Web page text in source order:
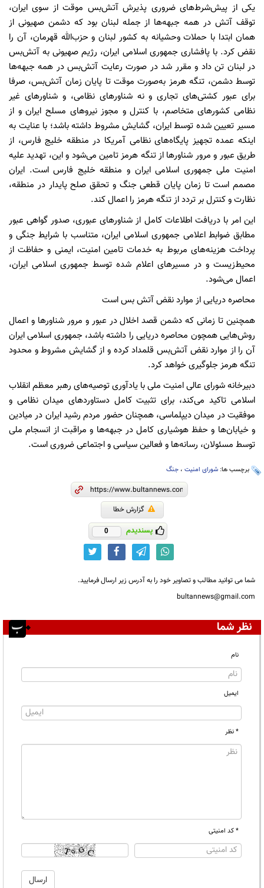
یکی از پیش‌شرط‌های ضروری پذیرش آتش‌بس موقت از سوی ایران،
توقف آتش در همه جبهه‌ها از جمله لبنان بود که دشمن صهیونی از
همان ابتدا با حملات وحشیانه به کشور لبنان و حزب‌الله قهرمان، آن را
نقض کرد. با پافشاری جمهوری اسلامی ایران، رژیم صهیونی به آتش‌بس
در لبنان تن داد و مقرر شد در صورت رعایت آتش‌بس در همه جبهه‌ها
توسط دشمن، تنگه هرمز به‌صورت موقت تا پایان زمان آتش‌بس، صرفا
برای عبور کشتی‌های تجاری و نه شناورهای نظامی، و شناورهای غیر
نظامی کشورهای متخاصم‌، با کنترل و مجوز نیروهای مسلح ایران و از
مسیر تعیین شده توسط ایران، گشایش مشروط داشته باشد؛ با عنایت به
اینکه عمده تجهیز پایگاه‌های نظامی آمریکا در منطقه خلیج فارس، از
طریق عبور و مرور شناورها از تنگه هرمز تامین می‌شود و این، تهدید علیه
امنیت ملی جمهوری اسلامی ایران و منطقه خلیج فارس است. ایران
مصمم است تا زمان پایان قطعی جنگ و تحقق صلح پایدار در منطقه،
نظارت و کنترل بر تردد از تنگه هرمز را اعمال کند.
این امر با دریافت اطلاعات کامل از شناورهای عبوری، صدور گواهی عبور
مطابق ضوابط اعلامی جمهوری اسلامی ایران، متناسب با شرایط جنگی و
پرداخت هزینه‌های مربوط به خدمات تامین امنیت، ایمنی و حفاظت از
محیط‌زیست و در مسیرهای اعلام شده توسط جمهوری اسلامی ایران،
اعمال می‌شود.
محاصره دریایی از موارد نقض آتش بس است
همچنین تا زمانی که دشمن قصد اخلال در عبور و مرور شناورها و اعمال
روش‌هایی همچون محاصره دریایی را داشته باشد، جمهوری اسلامی ایران
آن را از موارد نقض آتش‌بس قلمداد کرده و از گشایش مشروط و محدود
تنگه هرمز جلوگیری خواهد کرد.
دبیرخانه شورای عالی امنیت ملی با یادآوری توصیه‌های رهبر معظم انقلاب
اسلامی تاکید می‌کند، برای تثبیت کامل دستاوردهای میدان نظامی و
موفقیت در میدان دیپلماسی، همچنان حضور مردم رشید ایران در میادین
و خیابان‌ها و حفظ هوشیاری کامل در جبهه‌ها و مراقبت از انسجام ملی
توسط مسئولان، رسانه‌ها و فعالین سیاسی و اجتماعی ضروری است.
برچسب ها: شورای امنیت ، جنگ
گزارش خطا
پسندیدم 0
شما می توانید مطالب و تصاویر خود را به آدرس زیر ارسال فرمایید.
bultannews@gmail.com
نظر شما
نام
ایمیل
* نظر
* کد امنیتی